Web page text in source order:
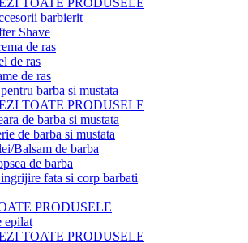
TOATE PRODUSELE
barbierit
Shave
de ras
de ras
de ras
barba si mustata
TOATE PRODUSELE
de barba si mustata
de barba si mustata
Balsam de barba
de barba
fata si corp barbati
PRODUSELE
epilat
TOATE PRODUSELE